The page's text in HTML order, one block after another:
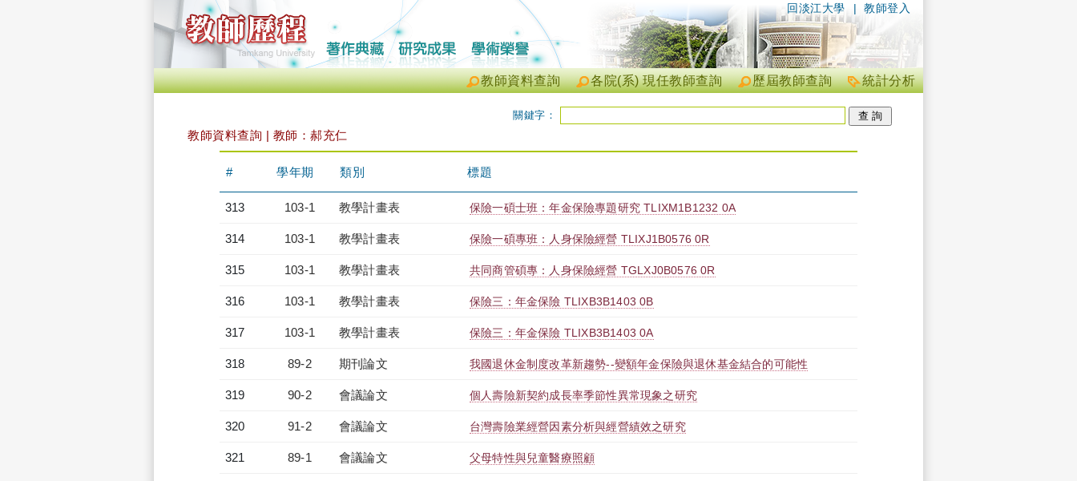
| 教師登入
回淡江大學
統計分析
歷屆教師查詢
各院(系) 現任教師查詢
教師資料查詢
關鍵字：
教師資料查詢 | 教師：郝充仁
# 學年期 類別 標題
313 103-1 教學計畫表 保險一碩士班：年金保險專題研究 TLIXM1B1232 0A
314 103-1 教學計畫表 保險一碩專班：人身保險經營 TLIXJ1B0576 0R
315 103-1 教學計畫表 共同商管碩專：人身保險經營 TGLXJ0B0576 0R
316 103-1 教學計畫表 保險三：年金保險 TLIXB3B1403 0B
317 103-1 教學計畫表 保險三：年金保險 TLIXB3B1403 0A
318 89-2 期刊論文 我國退休金制度改革新趨勢--變額年金保險與退休基金結合的可能性
319 90-2 會議論文 個人壽險新契約成長率季節性異常現象之研究
320 91-2 會議論文 台灣壽險業經營因素分析與經營績效之研究
321 89-1 會議論文 父母特性與兒童醫療照顧